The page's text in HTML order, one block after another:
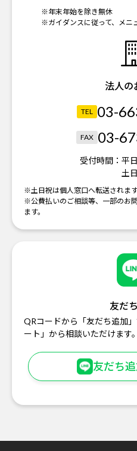
※年末年始を除き無休
※ガイダンスに従って、メニ
法人の
TEL 03-
FAX 03-
受付時間： 平
土
※土日祝は個人窓口へ転送されます
※公費払いのご相談等、一部のお
ます。
友だ
QRコードから「友だち追加
ート」から相談いただけます。
友だち